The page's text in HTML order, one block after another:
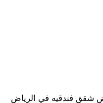
شقق فندقيه في الرياض